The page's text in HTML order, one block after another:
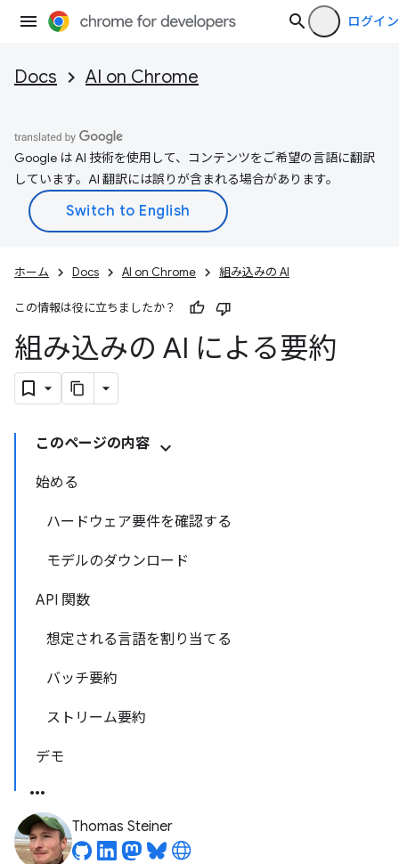
ログイン
Docs AI on Chrome
Google は AI 技術を使用して、コンテンツをご希望の言語に翻訳
しています。AI 翻訳には誤りが含まれる場合があります。
ホーム Docs AI on Chrome 組み込みの AI
この情報は役に立ちましたか？
組み込みの AI による要約
このページの内容
始める
ハードウェア要件を確認する
モデルのダウンロード
API 関数
想定される言語を割り当てる
バッチ要約
ストリーム要約
デモ
Thomas Steiner